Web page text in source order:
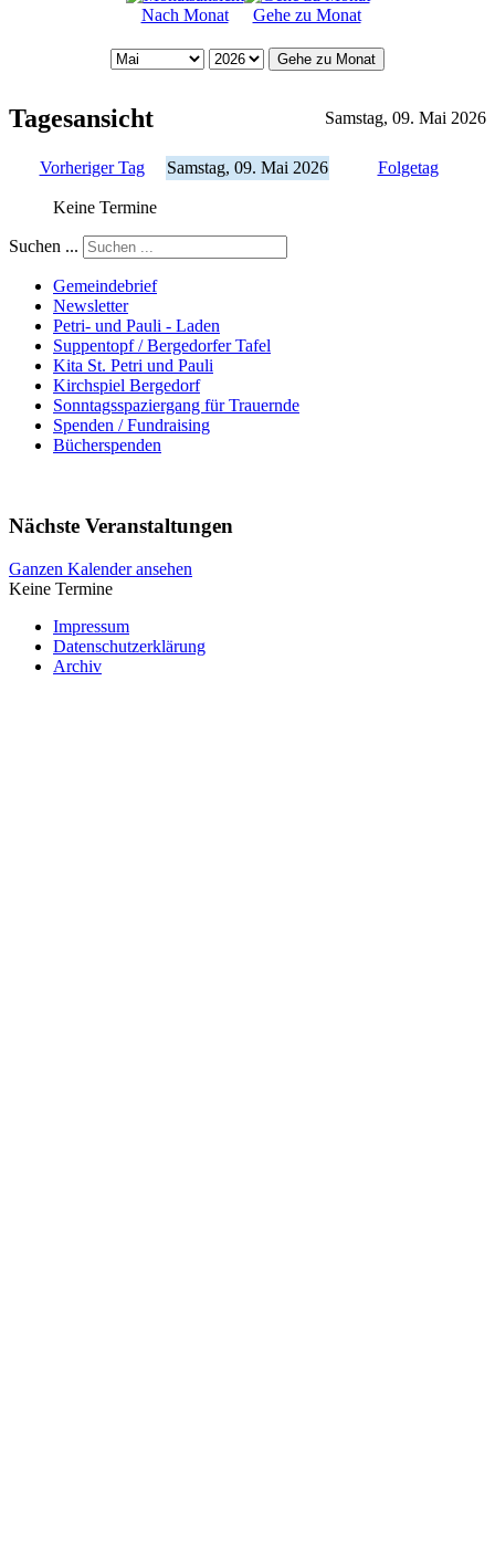
Nach Monat Gehe zu Monat
Gehe zu Monat
Tagesansicht Samstag, 09. Mai 2026
Vorheriger Tag Samstag, 09. Mai 2026 Folgetag
Keine Termine
Suchen ...
Gemeindebrief
Newsletter
Petri- und Pauli - Laden
Suppentopf / Bergedorfer Tafel
Kita St. Petri und Pauli
Kirchspiel Bergedorf
Sonntagsspaziergang für Trauernde
Spenden / Fundraising
Bücherspenden
Nächste Veranstaltungen
Ganzen Kalender ansehen
Keine Termine
Impressum
Datenschutzerklärung
Archiv